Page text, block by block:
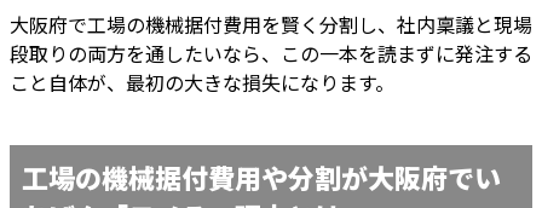
大阪府で工場の機械据付費用を賢く分割し、社内稟議と現場
段取りの両方を通したいなら、この一本を読まずに発注する
こと自体が、最初の大きな損失になります。
工場の機械据付費用や分割が大阪府でい